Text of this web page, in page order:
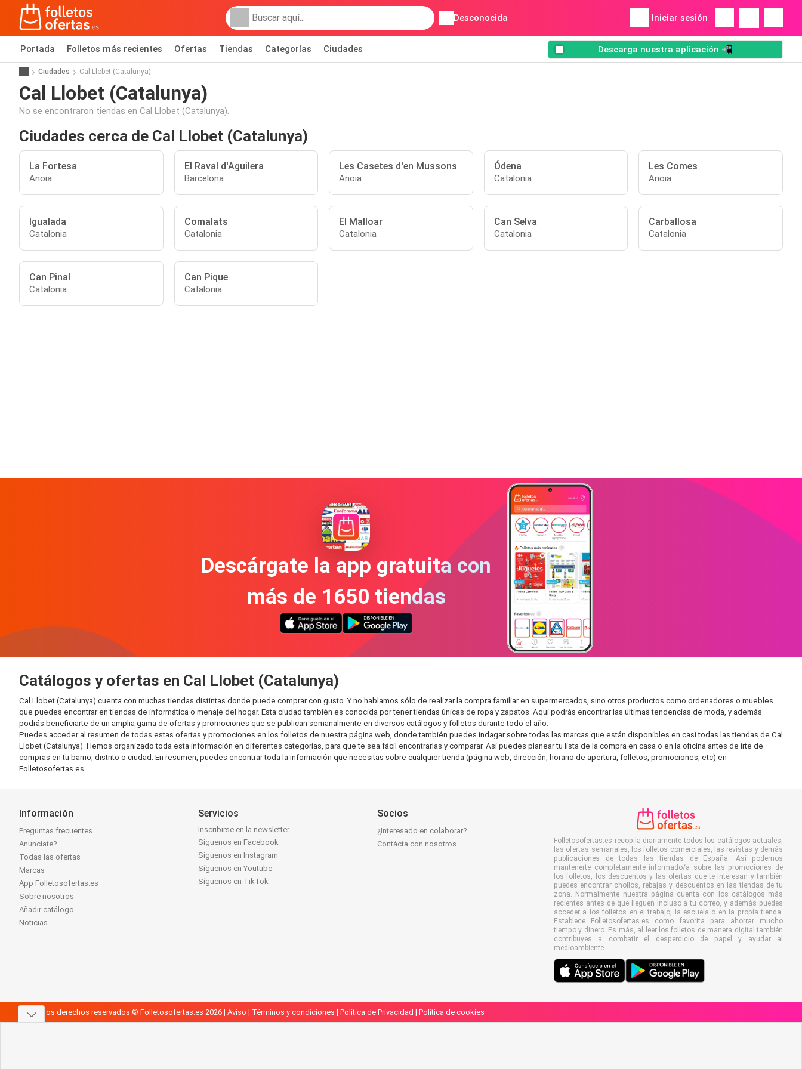
Desconocida Iniciar sesión
Portada Folletos más recientes Ofertas Tiendas Categorías Ciudades Descarga nuestra aplicación 📲
Ciudades Cal Llobet (Catalunya)
Cal Llobet (Catalunya)
No se encontraron tiendas en Cal Llobet (Catalunya).
Ciudades cerca de Cal Llobet (Catalunya)
La Fortesa
Anoia
El Raval d'Aguilera
Barcelona
Les Casetes d'en Mussons
Anoia
Ódena
Catalonia
Les Comes
Anoia
Igualada
Catalonia
Comalats
Catalonia
El Malloar
Catalonia
Can Selva
Catalonia
Carballosa
Catalonia
Can Pinal
Catalonia
Can Pique
Catalonia
Descárgate la app gratuita con
más de 1650 tiendas
Catálogos y ofertas en Cal Llobet (Catalunya)
Cal Llobet (Catalunya) cuenta con muchas tiendas distintas donde puede comprar con gusto. Y no hablamos sólo de realizar la compra familiar en supermercados, sino otros productos como ordenadores o muebles
que puedes encontrar en tiendas de informática o menaje del hogar. Esta ciudad también es conocida por tener tiendas únicas de ropa y zapatos. Aquí podrás encontrar las últimas tendencias de moda, y además
podrás beneficiarte de un amplia gama de ofertas y promociones que se publican semanalmente en diversos catálogos y folletos durante todo el año.
Puedes acceder al resumen de todas estas ofertas y promociones en los folletos de nuestra página web, donde también puedes indagar sobre todas las marcas que están disponibles en casi todas las tiendas de Cal
Llobet (Catalunya). Hemos organizado toda esta información en diferentes categorías, para que te sea fácil encontrarlas y comparar. Así puedes planear tu lista de la compra en casa o en la oficina antes de irte de
compras en tu barrio, distrito o ciudad. En resumen, puedes encontrar toda la información que necesitas sobre cualquier tienda (página web, dirección, horario de apertura, folletos, promociones, etc) en
Folletosofertas.es.
Información
Preguntas frecuentes
Anúnciate?
Todas las ofertas
Marcas
App Folletosofertas.es
Sobre nosotros
Añadir catálogo
Noticias
Servicios
Inscribirse en la newsletter
Síguenos en Facebook
Síguenos en Instagram
Síguenos en Youtube
Síguenos en TikTok
Socios
¿Interesado en colaborar?
Contácta con nosotros
Folletosofertas.es recopila diariamente todos los catálogos actuales,
las ofertas semanales, los folletos comerciales, las revistas y demás
publicaciones de todas las tiendas de España. Así podemos
mantenerte completamente informado/a sobre las promociones de
los folletos, los descuentos y las ofertas que te interesan y también
puedes encontrar chollos, rebajas y descuentos en las tiendas de tu
zona. Normalmente nuestra página cuenta con los catálogos más
recientes antes de que lleguen incluso a tu correo, y además puedes
acceder a los folletos en el trabajo, la escuela o en la propia tienda.
Establece Folletosofertas.es como favorita para ahorrar mucho
tiempo y dinero. Es más, al leer los folletos de manera digital también
contribuyes a combatir el desperdicio de papel y ayudar al
medioambiente.
Todos los derechos reservados © Folletosofertas.es 2026 | Aviso | Términos y condiciones | Política de Privacidad | Política de cookies